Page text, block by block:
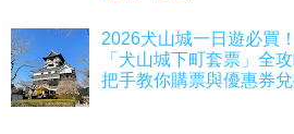
2026犬山城一日遊必買
「犬山城下町套票」全
把手教你購票與優惠券